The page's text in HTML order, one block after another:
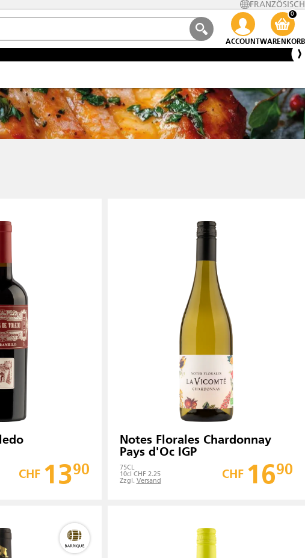
FRANZÖSISCH
ACCOUNT
0
WARENKORB
CHF 1390
Notes Florales Chardonnay
Pays d'Oc IGP
75CL
10cl CHF 2.25
Zzgl. Versand CHF 1690